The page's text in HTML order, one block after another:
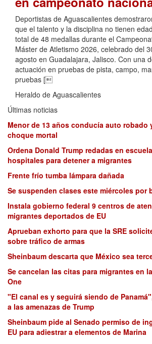
Deportistas de Aguascalientes
que el talento y la disciplina no tienen
total de 48 medallas durante el
Máster de Atletismo 2026, celebrado del
agosto en Guadalajara, Jalisco. Con una
actuación en pruebas de pista, campo,
pruebas [
Heraldo de Aguascalientes
Últimas noticias
Menor de 13 años conducía auto robado
choque mortal
Ordena Donald Trump redadas en
hospitales para detener a migrantes
Frente frío tumba lámpara dañada
Se suspenden clases este miércoles por
Instala gobierno federal 9 centros de
migrantes deportados de EU
Aprueban exhorto para que la SRE
sobre tráfico de armas
Sheinbaum descarta que México sea
Se cancelan las citas para migrantes en
One
"El canal es y seguirá siendo de
a las amenazas de Trump
Sheinbaum pide al Senado permiso de
EU para adiestrar a elementos de Marina